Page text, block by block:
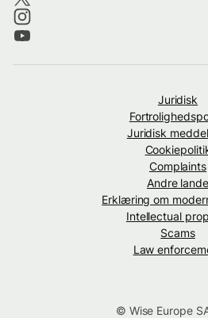
Juridisk
Juridisk
Complaints
Andre lande
Erklæring om
Intellectual
Scams
Law
© Wise Europe